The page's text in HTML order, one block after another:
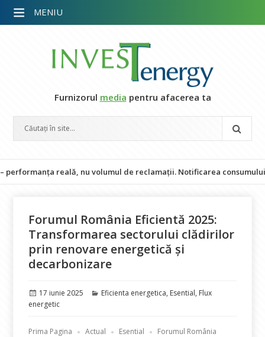
Furnizorul media pentru afacerea ta
nu volumul de reclamații. Notificarea consumului la 80%,
Forumul România Eficientă 2025:
Transformarea sectorului clădirilor
prin renovare energetică și
decarbonizare
Publicat
pe
17 iunie 2025 Categorii
Eficienta energetica, Esential, Flux
energetic
Prima Pagina Actual Esential
Forumul România
MENIU